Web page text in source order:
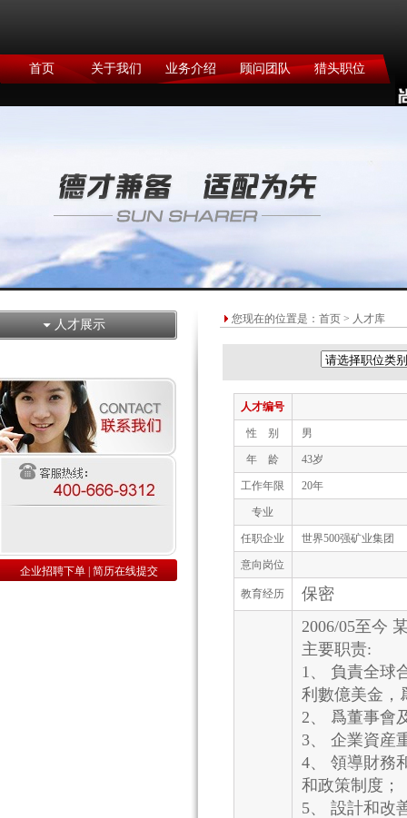
首页 关于我们 业务介绍 顾问团队 猎头职位
人才展示
企业招聘下单 简历在线提交
您现在的位置是： 首页 > 人才库
人才编号
性 别 男
年 龄 43岁
工作年限 20年
专业
任职企业 世界500强矿业集团
意向岗位
教育经历 保密
2006/05至今
主要职责:
1、 負責全球
利數億美金，
2、 爲董事會
3、 企業資産
4、 領導財務
和政策制度；
5、 設計和改